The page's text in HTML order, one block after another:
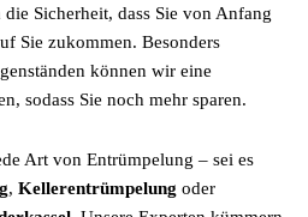
Sicherheit, dass Sie von Anfang
Sie zukommen. Besonders
können wir eine
sodass Sie noch mehr sparen.
Art von Entrümpelung – sei es
, Kellerentrümpelung oder